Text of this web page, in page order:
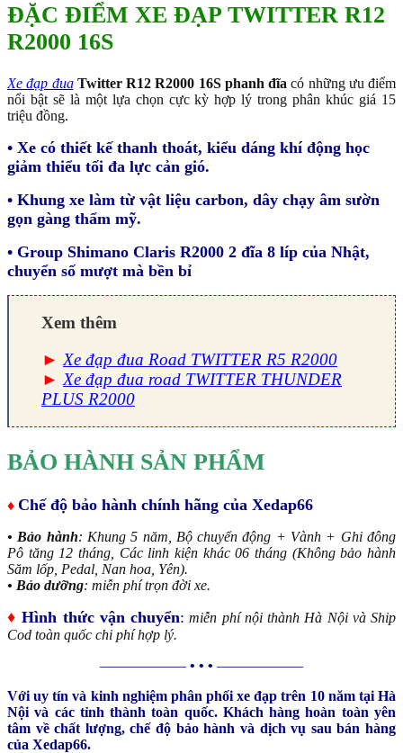
ĐẶC ĐIỂM XE ĐẠP TWITTER R12
R2000 16S
Xe đạp đua Twitter R12 R2000 16S phanh đĩacó những ưu điểm
nổi bật sẽ là một lựa chọn cực kỳ hợp lý trong phân khúc giá 15
triệu đồng.
• Xe có thiết kế thanh thoát, kiểu dáng khí động học
giảm thiểu tối đa lực cản gió.
• Khung xe làm từ vật liệu carbon, dây chạy âm sườn
gọn gàng thẩm mỹ.
• Group Shimano Claris R2000 2 đĩa 8 líp của Nhật,
chuyển số mượt mà bền bỉ
Xem thêm
► Xe đạp đua Road TWITTER R5 R2000
► Xe đạp đua road TWITTER THUNDER
PLUS R2000
BẢO HÀNH SẢN PHẨM
♦ Chế độ bảo hành chính hãng của Xedap66
• Bảo hành: Khung 5 năm, Bộ chuyển động + Vành + Ghi đông
Pô tăng 12 tháng, Các linh kiện khác 06 tháng (Không bảo hành
Săm lốp, Pedal, Nan hoa, Yên).
• Bảo dưỡng: miễn phí trọn đời xe.
♦ Hình thức vận chuyển: miễn phí nội thành Hà Nội và Ship
Cod toàn quốc chi phí hợp lý.
—————— • • • ——————
Với uy tín và kinh nghiệm phân phối xe đạp trên 10 năm tại Hà
Nội và các tỉnh thành toàn quốc. Khách hàng hoàn toàn yên
tâm về chất lượng, chế độ bảo hành và dịch vụ sau bán hàng
của Xedap66.